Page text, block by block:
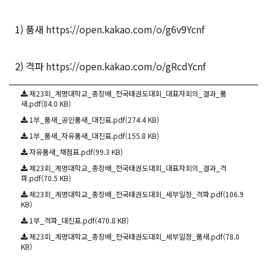
1) 품새 https://open.kakao.com/o/g6v9Ycnf
2) 격파 https://open.kakao.com/o/gRcdYcnf
제23회_계명대학교_총장배_전국태권도대회_대표자회의_결과_품
새.pdf(84.0 KB)
1부_품새_공인품새_대진표.pdf(274.4 KB)
1부_품새_자유품새_대진표.pdf(155.8 KB)
자유품새_채점표.pdf(99.3 KB)
제23회_계명대학교_총장배_전국태권도대회_대표자회의_결과_격
파.pdf(70.5 KB)
제23회_계명대학교_총장배_전국태권도대회_세부일정_격파.pdf(106.9
KB)
1부_격파_대진표.pdf(470.8 KB)
제23회_계명대학교_총장배_전국태권도대회_세부일정_품새.pdf(78.0
KB)